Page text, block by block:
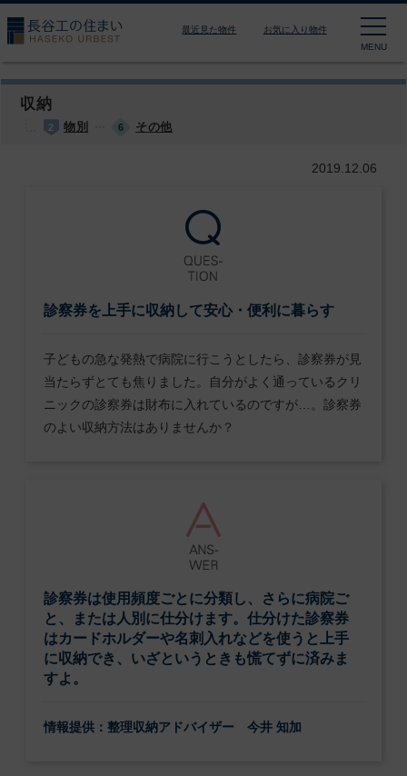
長谷工の住まい
最近見た物件
お気に入り物件
MENU
収納
2 物別 6 その他
2019.12.06
診察券を上手に収納して安心・便利に暮らす
子どもの急な発熱で病院に行こうとしたら、診察券が見
当たらずとても焦りました。自分がよく通っているクリ
ニックの診察券は財布に入れているのですが…。診察券
のよい収納方法はありませんか？
診察券は使用頻度ごとに分類し、さらに病院ご
と、または人別に仕分けます。仕分けた診察券
はカードホルダーや名刺入れなどを使うと上手
に収納でき、いざというときも慌てずに済みま
すよ。
情報提供：整理収納アドバイザー 今井 知加